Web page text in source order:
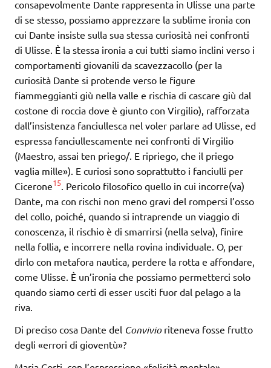
consapevolmente Dante rappresenta in Ulisse una parte
di se stesso, possiamo apprezzare la sublime ironia con
cui Dante insiste sulla sua stessa curiosità nei confronti
di Ulisse. È la stessa ironia a cui tutti siamo inclini verso i
comportamenti giovanili da scavezzacollo (per la
curiosità Dante si protende verso le figure
fiammeggianti giù nella valle e rischia di cascare giù dal
costone di roccia dove è giunto con Virgilio), rafforzata
dall’insistenza fanciullesca nel voler parlare ad Ulisse, ed
espressa fanciullescamente nei confronti di Virgilio
(Maestro, assai ten priego/. E ripriego, che il priego
vaglia mille»). E curiosi sono soprattutto i fanciulli per
Cicerone15 . Pericolo filosofico quello in cui incorre(va)
Dante, ma con rischi non meno gravi del rompersi l’osso
del collo, poiché, quando si intraprende un viaggio di
conoscenza, il rischio è di smarrirsi (nella selva), finire
nella follia, e incorrere nella rovina individuale. O, per
dirlo con metafora nautica, perdere la rotta e affondare,
come Ulisse. È un’ironia che possiamo permetterci solo
quando siamo certi di esser usciti fuor dal pelago a la
riva.
Di preciso cosa Dante del Convivioriteneva fosse frutto
degli «errori di gioventù»?